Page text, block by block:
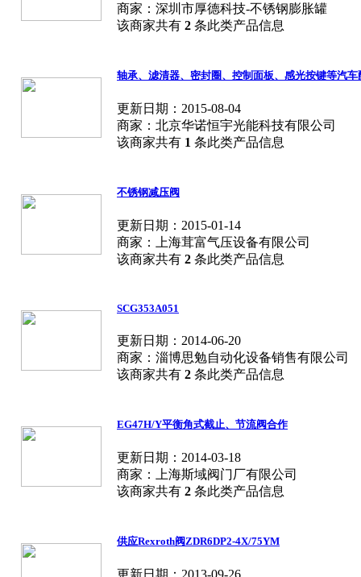
商家：深圳市厚德科技-不锈钢膨胀罐
该商家共有 2 条此类产品信息
轴承、滤清器、密封圈、控制面板、感光按键等汽
更新日期：2015-08-04
商家：北京华诺恒宇光能科技有限公司
该商家共有 1 条此类产品信息
不锈钢减压阀
更新日期：2015-01-14
商家：上海茸富气压设备有限公司
该商家共有 2 条此类产品信息
SCG353A051
更新日期：2014-06-20
商家：淄博思勉自动化设备销售有限公司
该商家共有 2 条此类产品信息
EG47H/Y平衡角式截止、节流阀合作
更新日期：2014-03-18
商家：上海斯域阀门厂有限公司
该商家共有 2 条此类产品信息
供应Rexroth阀ZDR6DP2-4X/75YM